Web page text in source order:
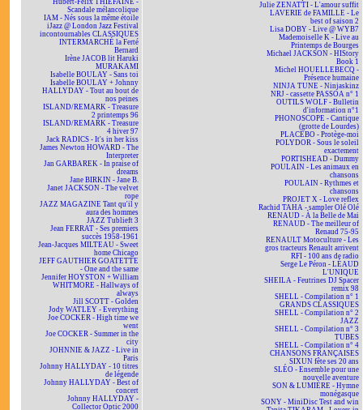
Hubert-Félix THIÉFAINE -
Scandale mélancolique
IAM - Nés sous la même étoile
iJazz @ London Jazz Festival
incontournables CLASSIQUES
INTERMARCHÉ la Ferté
Bernard
Irène JACOB lit Haruki
MURAKAMI
Isabelle BOULAY - Sans toi
Isabelle BOULAY + Johnny
HALLYDAY - Tout au bout de
nos peines
ISLAND/REMARK - Treasure
2 printemps 96
ISLAND/REMARK - Treasure
4 hiver 97
Jack RADICS - It's in her kiss
James Newton HOWARD - The
Interpreter
Jan GARBAREK - In praise of
dreams
Jane BIRKIN - Jane B.
Janet JACKSON - The velvet
rope
JAZZ MAGAZINE Tant qu'il y
aura des hommes
JAZZ Tublieft 3
Jean FERRAT - Ses premiers
succès 1958-1961
Jean-Jacques MILTEAU - Sweet
home Chicago
JEFF GAUTHIER GOATETTE
- One and the same
Jennifer HOYSTON + William
WHITMORE - Hallways of
always
Jill SCOTT - Golden
Jody WATLEY - Everything
Joe COCKER - High time we
went
Joe COCKER - Summer in the
city
JOHNNIE & JAZZ - Live in
Paris
Johnny HALLYDAY - 10 titres
de légende
Johnny HALLYDAY - Best of
concert
Johnny HALLYDAY -
Collector Optic 2000
Julie ZENATTI - L'amour suffit
LAVERIE de FAMILLE - Le
best of saison 2
Lisa DOBY - Live @ WYB7
Mademoiselle K - Live au
Printemps de Bourges
Michael JACKSON - HIStory
Book 1
Michel HOUELLEBECQ -
Présence humaine
NINJA TUNE - Ninjaskinz
NRJ - cassette PASSOA n° 1
OUTILS WOLF - Bulletin
d'information n°1
PHONOSCOPE - Cantique
(grotte de Lourdes)
PLACEBO - Protège-moi
POLYDOR - Sous le soleil
exactement
PORTISHEAD - Dummy
POULAIN - Les animaux en
chansons
POULAIN - Rythmes et
chansons
PROJET X - Love reflex
Rachid TAHA - sampler Olé Olé
RENAUD - À la Belle de Mai
RENAUD - The meilleur of
Renaud 75-95
RENAULT Motoculture - Les
gros tracteurs Renault arrivent
RFI - 100 ans de radio
Serge Le Péron - LÉAUD
L'UNIQUE
SHEILA - Feutrines DJ Spacer
remix 98
SHELL - Compilation n° 1
GRANDS CLASSIQUES
SHELL - Compilation n° 2
JAZZ
SHELL - Compilation n° 3
TUBES
SHELL - Compilation n° 4
CHANSONS FRANÇAISES
SIXUN fête ses 20 ans
SLÉO - Ensemble pour une
nouvelle aventure
SON & LUMIÈRE - Hymne
monégasque
SONY - MiniDisc Test and win